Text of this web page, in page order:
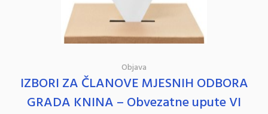
Objava
IZBORI ZA ČLANOVE MJESNIH ODBORA
GRADA KNINA – Obvezatne upute VI